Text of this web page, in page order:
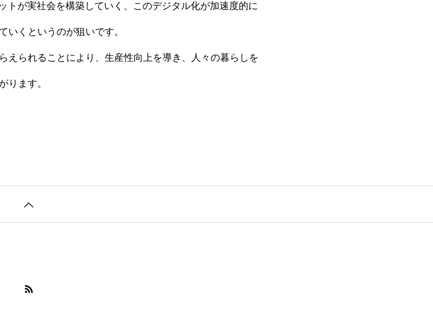
トが実社会を構築していく、このデジタル化が加速度的に
いくというのが狙いです。
えられることにより、生産性向上を導き、人々の暮らしを
ります。